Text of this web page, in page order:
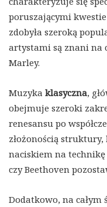
poruszającymi
zdobyła szeroką
artystami są znani na
Marley.
Muzyka klasyczna,
obejmuje szeroki
renesansu po
złożonością
naciskiem na
czy Beethoven
Dodatkowo, na całym